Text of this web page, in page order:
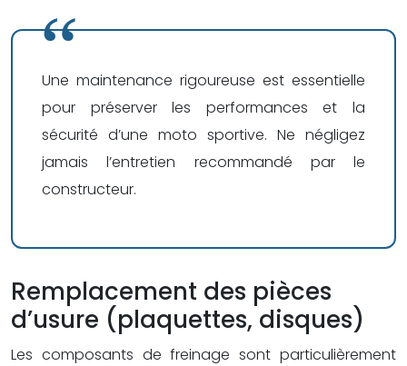
Une maintenance rigoureuse est essentielle
pour préserver les performances et la
sécurité d’une moto sportive. Ne négligez
jamais l’entretien recommandé par le
constructeur.
Remplacement des pièces
d’usure (plaquettes, disques)
Les composants de freinage sont particulièrement